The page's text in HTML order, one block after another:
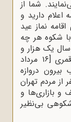
شما از
دارید و
نماز عید
شکوه هر چه
سال یک هزار و
سیصد و شصت و هفت هجری قمری [۱۶ مرداد
بیرون دروازه
مردم تهران
و بازاری‌ها و
بی‌نظیر